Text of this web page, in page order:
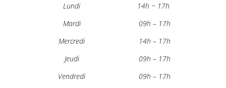
Lundi
Mardi
Mercredi
Jeudi
Vendredi
14h − 17h
09h – 17h
14h – 17h
09h – 17h
09h – 17h